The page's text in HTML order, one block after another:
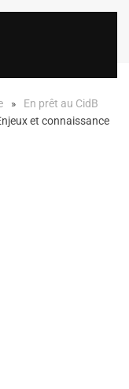
En prêt au CidB
et connaissance